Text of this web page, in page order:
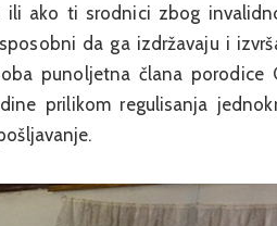
ili ako ti srodnici zbog
da ga izdržavaju i
punoljetna člana porodice
prilikom regulisanja